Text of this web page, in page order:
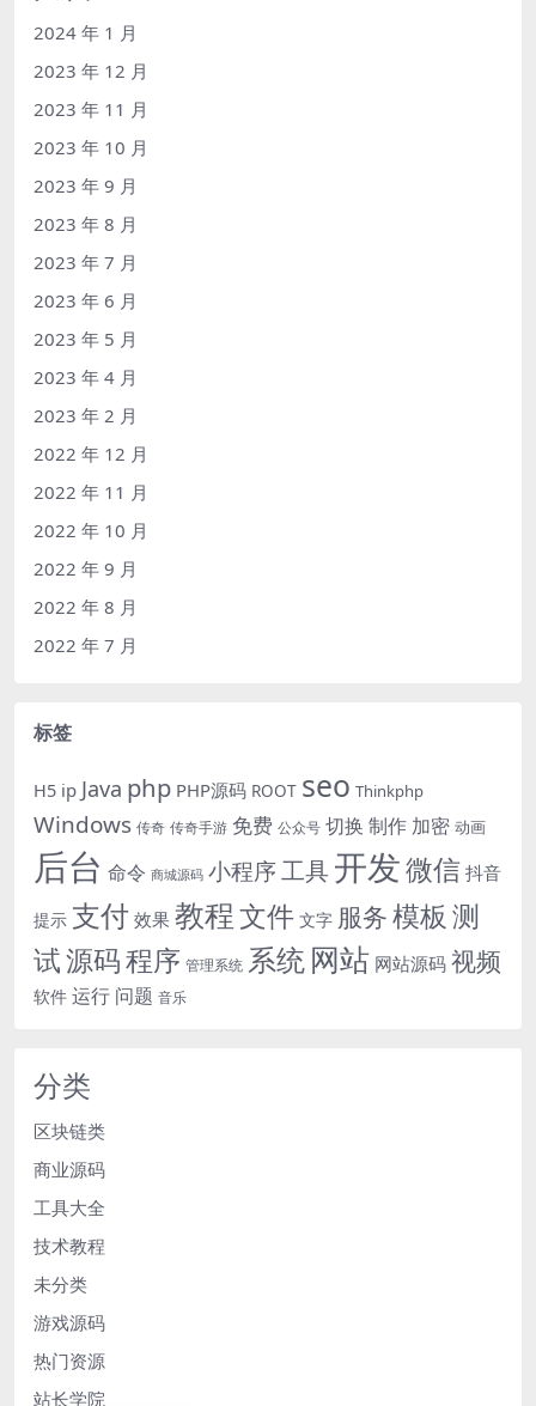
2024 年 1 月
2023 年 12 月
2023 年 11 月
2023 年 10 月
2023 年 9 月
2023 年 8 月
2023 年 7 月
2023 年 6 月
2023 年 5 月
2023 年 4 月
2023 年 2 月
2022 年 12 月
2022 年 11 月
2022 年 10 月
2022 年 9 月
2022 年 8 月
2022 年 7 月
标签
H5 ip Java php PHP源码 ROOT seo Thinkphp
Windows 传奇 传奇手游 免费 公众号 切换 制作 加密 动画
后台 命令 商城源码 小程序工具开发微信 抖音
提示 支付 效果 教程文件 文字 服务模板 测
试源码程序 管理系统 系统网站 网站源码 视频
软件 运行 问题 音乐
分类
区块链类
商业源码
工具大全
技术教程
未分类
游戏源码
热门资源
站长学院